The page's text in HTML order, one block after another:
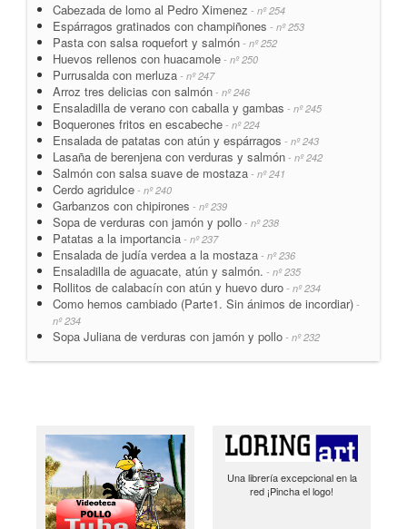
Cabezada de lomo al Pedro Ximenez - nº 254
Espárragos gratinados con champiñones - nº 253
Pasta con salsa roquefort y salmón - nº 252
Huevos rellenos con huacamole - nº 250
Purrusalda con merluza - nº 247
Arroz tres delicias con salmón - nº 246
Ensaladilla de verano con caballa y gambas - nº 245
Boquerones fritos en escabeche - nº 224
Ensalada de patatas con atún y espárragos - nº 243
Lasaña de berenjena con verduras y salmón - nº 242
Salmón con salsa suave de mostaza - nº 241
Cerdo agridulce - nº 240
Garbanzos con chipirones - nº 239
Sopa de verduras con jamón y pollo - nº 238
Patatas a la importancia - nº 237
Ensalada de judía verdea a la mostaza - nº 236
Ensaladilla de aguacate, atún y salmón. - nº 235
Rollitos de calabacín con atún y huevo duro - nº 234
Como hemos cambiado (Parte1. Sin ánimos de incordiar) -
nº 234
Sopa Juliana de verduras con jamón y pollo - nº 232
Una librería excepcional en la
red ¡Pincha el logo!